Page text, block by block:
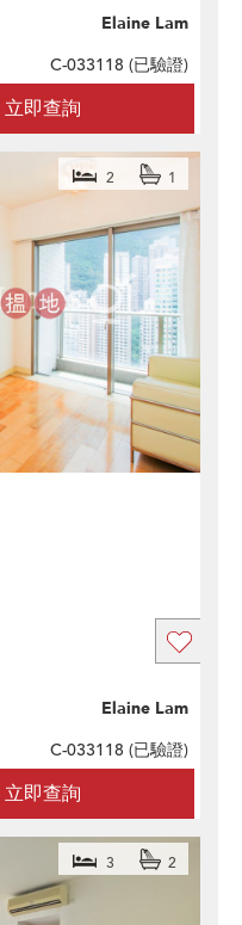
立即查詢
Elaine Lam
C-033118 (已驗證)
2 1
立即查詢
Elaine Lam
C-033118 (已驗證)
3 2